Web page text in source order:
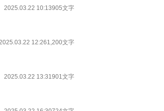
2025.03.22 10:13905文字
12:261,200文字
2025.03.22 13:31901文字